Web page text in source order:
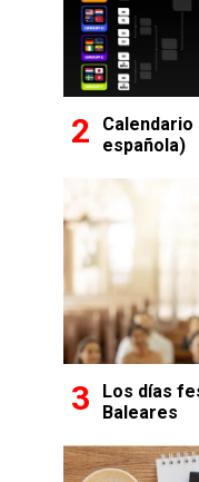
Calendario
española)
Los días
Baleares